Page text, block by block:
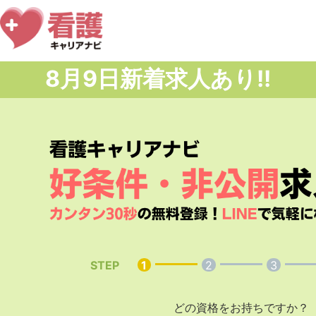
8月9日新着求人あり!!
STEP 1 2 3
どの資格をお持ちですか？